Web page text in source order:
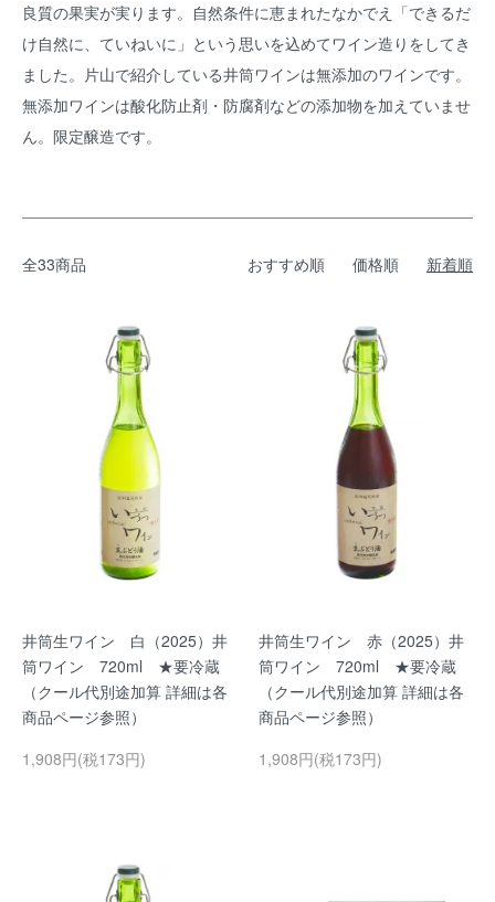
良質の果実が実ります。自然条件に恵まれたなかでえ「できるだ
け自然に、ていねいに」という思いを込めてワイン造りをしてき
ました。片山で紹介している井筒ワインは無添加のワインです。
無添加ワインは酸化防止剤・防腐剤などの添加物を加えていませ
ん。限定醸造です。
全33商品 おすすめ順 価格順 新着順
井筒生ワイン 白（2025）井
筒ワイン 720ml ★要冷蔵
（クール代別途加算 詳細は各
商品ページ参照）
1,908円(税173円)
井筒生ワイン 赤（2025）井
筒ワイン 720ml ★要冷蔵
（クール代別途加算 詳細は各
商品ページ参照）
1,908円(税173円)